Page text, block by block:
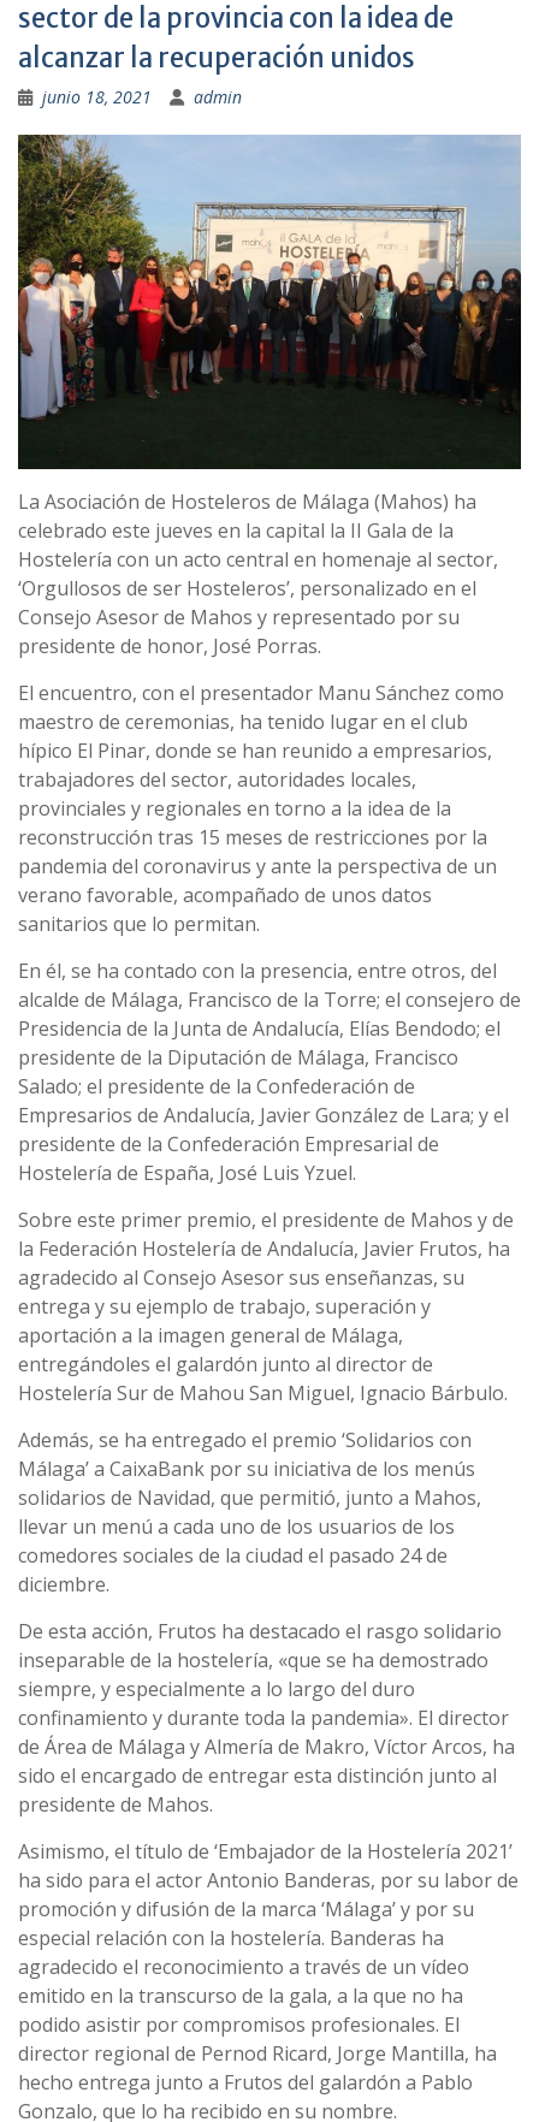
sector de la provincia con la idea de
alcanzar la recuperación unidos
junio 18, 2021 admin
La Asociación de Hosteleros de Málaga (Mahos) ha
celebrado este jueves en la capital la II Gala de la
Hostelería con un acto central en homenaje al sector,
‘Orgullosos de ser Hosteleros’, personalizado en el
Consejo Asesor de Mahos y representado por su
presidente de honor, José Porras.
El encuentro, con el presentador Manu Sánchez como
maestro de ceremonias, ha tenido lugar en el club
hípico El Pinar, donde se han reunido a empresarios,
trabajadores del sector, autoridades locales,
provinciales y regionales en torno a la idea de la
reconstrucción tras 15 meses de restricciones por la
pandemia del coronavirus y ante la perspectiva de un
verano favorable, acompañado de unos datos
sanitarios que lo permitan.
En él, se ha contado con la presencia, entre otros, del
alcalde de Málaga, Francisco de la Torre; el consejero de
Presidencia de la Junta de Andalucía, Elías Bendodo; el
presidente de la Diputación de Málaga, Francisco
Salado; el presidente de la Confederación de
Empresarios de Andalucía, Javier González de Lara; y el
presidente de la Confederación Empresarial de
Hostelería de España, José Luis Yzuel.
Sobre este primer premio, el presidente de Mahos y de
la Federación Hostelería de Andalucía, Javier Frutos, ha
agradecido al Consejo Asesor sus enseñanzas, su
entrega y su ejemplo de trabajo, superación y
aportación a la imagen general de Málaga,
entregándoles el galardón junto al director de
Hostelería Sur de Mahou San Miguel, Ignacio Bárbulo.
Además, se ha entregado el premio ‘Solidarios con
Málaga’ a CaixaBank por su iniciativa de los menús
solidarios de Navidad, que permitió, junto a Mahos,
llevar un menú a cada uno de los usuarios de los
comedores sociales de la ciudad el pasado 24 de
diciembre.
De esta acción, Frutos ha destacado el rasgo solidario
inseparable de la hostelería, «que se ha demostrado
siempre, y especialmente a lo largo del duro
confinamiento y durante toda la pandemia». El director
de Área de Málaga y Almería de Makro, Víctor Arcos, ha
sido el encargado de entregar esta distinción junto al
presidente de Mahos.
Asimismo, el título de ‘Embajador de la Hostelería 2021’
ha sido para el actor Antonio Banderas, por su labor de
promoción y difusión de la marca ‘Málaga’ y por su
especial relación con la hostelería. Banderas ha
agradecido el reconocimiento a través de un vídeo
emitido en la transcurso de la gala, a la que no ha
podido asistir por compromisos profesionales. El
director regional de Pernod Ricard, Jorge Mantilla, ha
hecho entrega junto a Frutos del galardón a Pablo
Gonzalo, que lo ha recibido en su nombre.